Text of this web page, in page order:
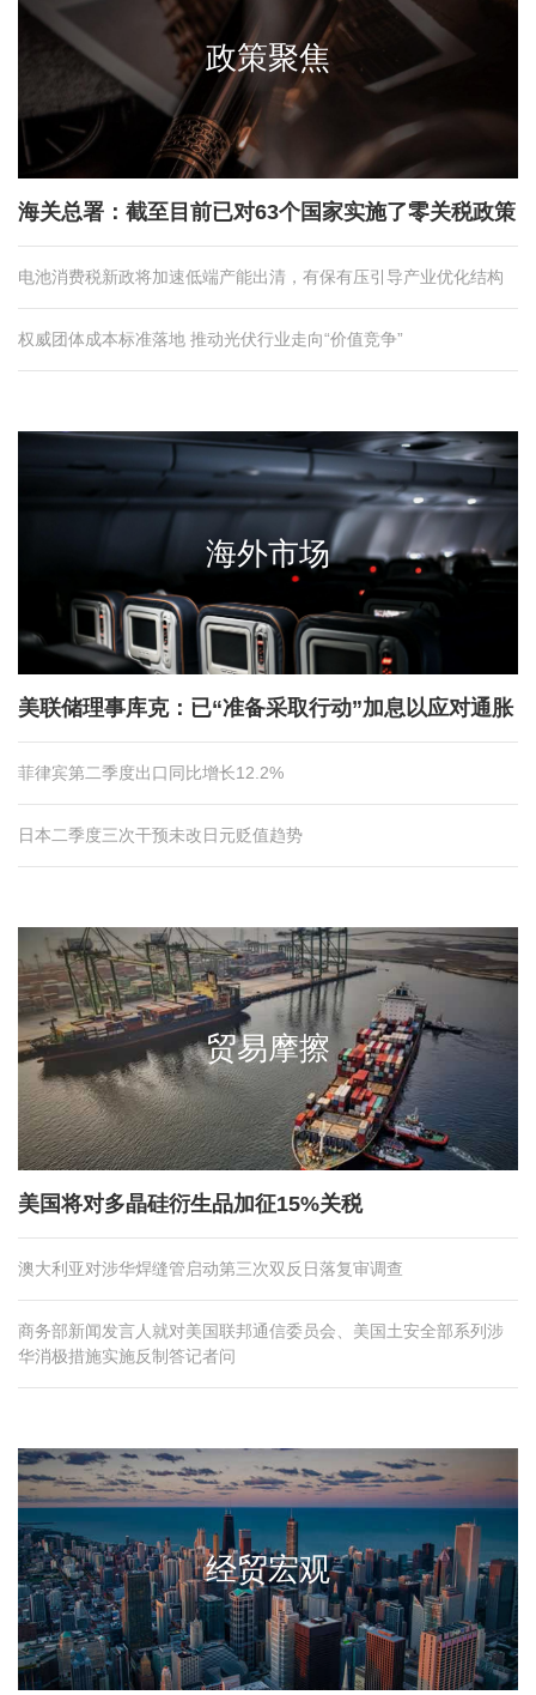
政策聚焦
海关总署：截至目前已对63个国家实施了零关税政策
电池消费税新政将加速低端产能出清，有保有压引导产业优化结构
权威团体成本标准落地 推动光伏行业走向“价值竞争”
海外市场
美联储理事库克：已“准备采取行动”加息以应对通胀
菲律宾第二季度出口同比增长12.2%
日本二季度三次干预未改日元贬值趋势
贸易摩擦
美国将对多晶硅衍生品加征15%关税
澳大利亚对涉华焊缝管启动第三次双反日落复审调查
商务部新闻发言人就对美国联邦通信委员会、美国土安全部系列涉
华消极措施实施反制答记者问
经贸宏观